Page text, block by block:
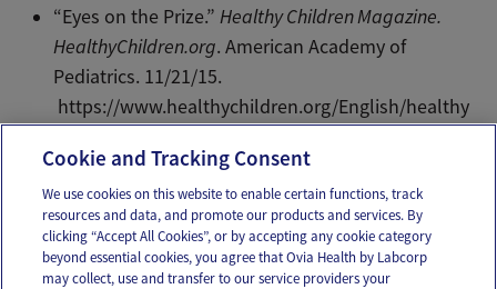
“Eyes on the Prize.”Healthy Children Magazine.
HealthyChildren.org. American Academy of
Pediatrics. 11/21/15.
https://www.healthychildren.org/English/healthy
Email Text
Cookie and Tracking Consent
We use cookies on this website to enable certain functions, track
resources and data, and promote our products and services. By
clicking “Accept All Cookies”, or by accepting any cookie category
beyond essential cookies, you agree that Ovia Health by Labcorp
may collect, use and transfer to our service providers your